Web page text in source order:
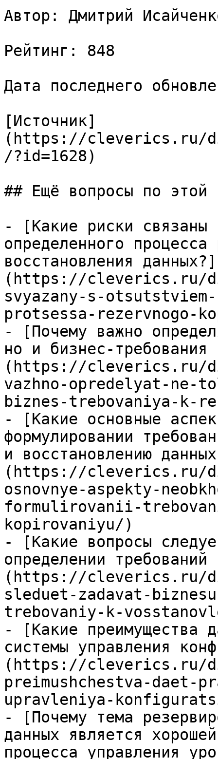
Автор: Дмитрий
Рейтинг: 848
Дата последнего
[Источник]
(https://cleverics.ru/
/?id=1628)
## Ещё вопросы по этой
- [Какие риски связаны
определенного
восстановления данных?]
(https://cleverics.ru/
svyazany-s-
protsessa-rezervnogo-
- [Почему важно
но и бизнес-требования
(https://cleverics.ru/
vazhno-opredelyat-ne-
biznes-trebovaniya-k-
- [Какие основные
формулировании
и восстановлению
(https://cleverics.ru/
osnovnye-aspekty-
formulirovanii-
kopirovaniyu/)
- [Какие вопросы
определении
(https://cleverics.ru/
sleduet-zadavat-
trebovaniy-k-
- [Какие преимущества
системы управления
(https://cleverics.ru/
preimushchestva-daet-
upravleniya-
- [Почему тема
данных является
процесса управления